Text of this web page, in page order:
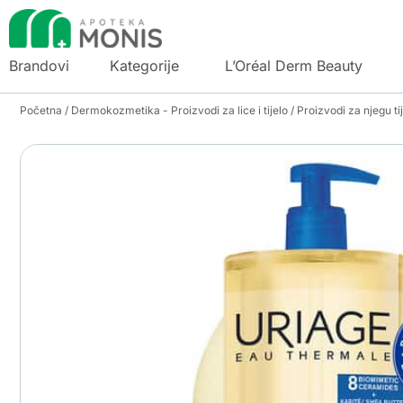
Brandovi Kategorije L’Oréal Derm Beauty
Početna / Dermokozmetika - Proizvodi za lice i tijelo / Proizvodi za njegu